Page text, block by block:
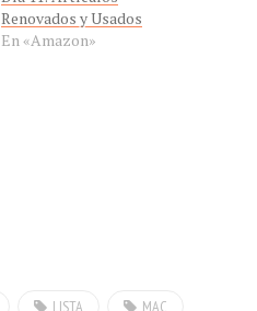
Renovados y Usados
En «Amazon»
LISTA
MAC